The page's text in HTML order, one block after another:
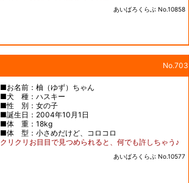
あいばろくらぶ No.10858
No.703
■お名前：柚（ゆず）ちゃん
■犬 種：ハスキー
■性 別：女の子
■誕生日：2004年10月1日
■体 重：18kg
■体 型：小さめだけど、コロコロ
クリクリお目目で見つめられると、何でも許しちゃう♪
あいばろくらぶ No.10577